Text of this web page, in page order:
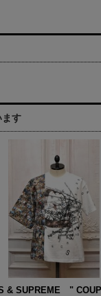
ます
& SUPREME "